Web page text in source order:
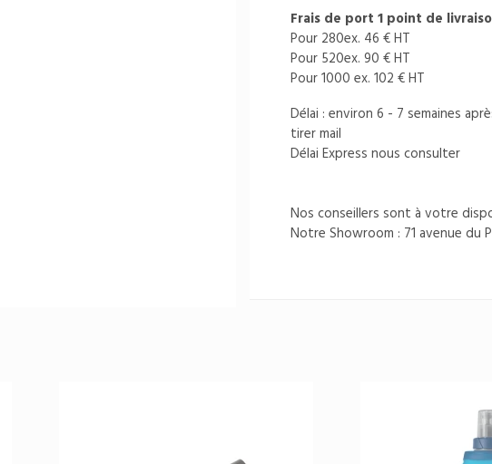
Frais de port 1 point de
Pour 280ex. 46 € HT
Pour 520ex. 90 € HT
Pour 1000 ex. 102 € HT
Délai : environ 6 - 7 semaines
tirer mail
Délai Express nous consulter
Nos conseillers sont à votre
Notre Showroom : 71 avenue du